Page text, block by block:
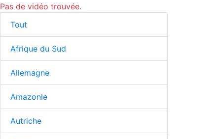
Pas de vidéo trouvée.
Tout
Afrique du Sud
Allemagne
Amazonie
Autriche